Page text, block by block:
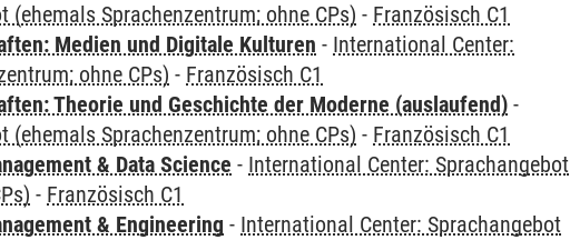
Sprachenzentrum; ohne CPs) - Französisch C1
Medien und Digitale Kulturen - International Center:
ohne CPs) - Französisch C1
Theorie und Geschichte der Moderne (auslaufend) -
Sprachenzentrum; ohne CPs) - Französisch C1
& Data Science - International Center: Sprachangebot
- Französisch C1
& Engineering - International Center: Sprachangebot